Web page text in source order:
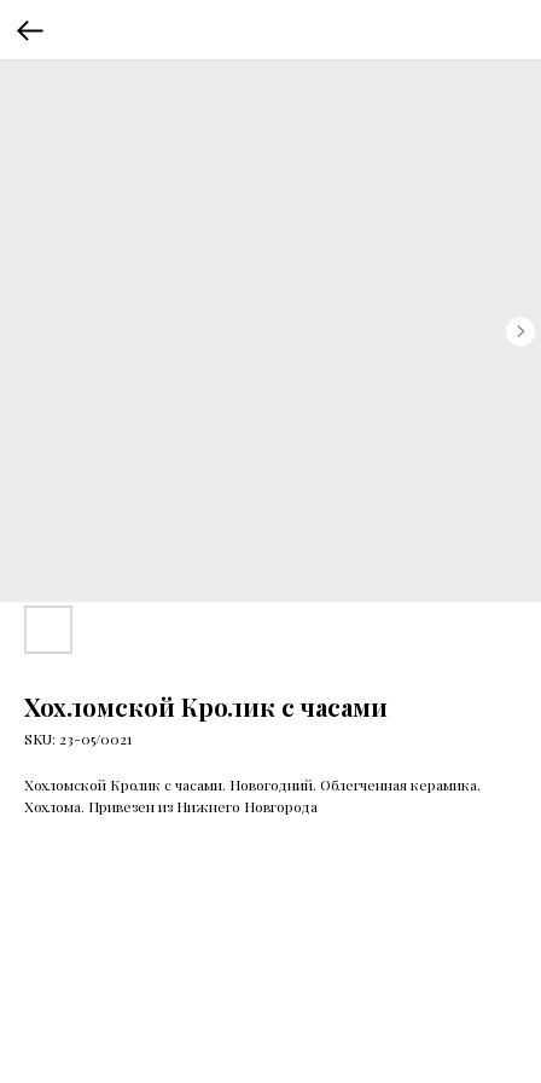
Хохломской Кролик с часами
SKU: 23-05/0021
Хохломской Кролик с часами. Новогодний. Облегченная керамика.
Хохлома. Привезен из Нижнего Новгорода